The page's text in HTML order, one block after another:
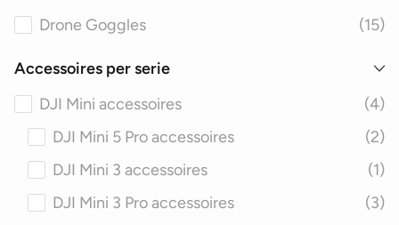
Drone Goggles
(15)
Accessoires per serie
DJI Mini accessoires
(4)
DJI Mini 5 Pro accessoires
(2)
DJI Mini 3 accessoires
(1)
DJI Mini 3 Pro accessoires
(3)